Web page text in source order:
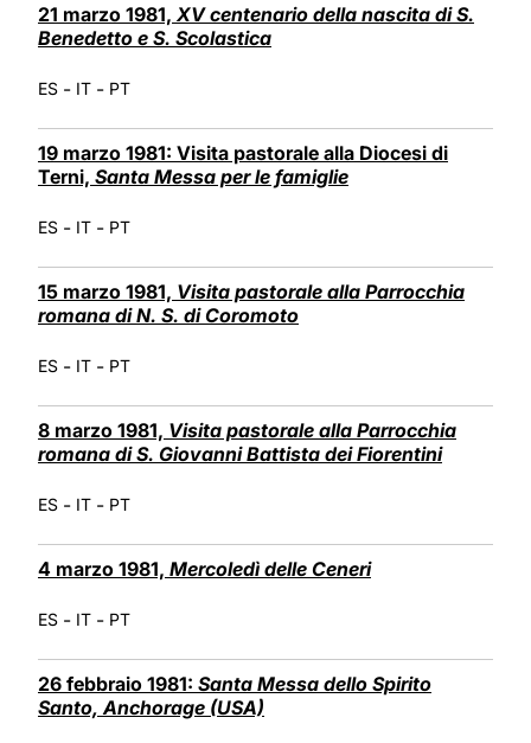
21 marzo 1981, XV centenario della nascita di S.
Benedetto e S. Scolastica
ES - IT - PT
19 marzo 1981: Visita pastorale alla Diocesi di
Terni, Santa Messa per le famiglie
ES - IT - PT
15 marzo 1981, Visita pastorale alla Parrocchia
romana di N. S. di Coromoto
ES - IT - PT
8 marzo 1981, Visita pastorale alla Parrocchia
romana di S. Giovanni Battista dei Fiorentini
ES - IT - PT
4 marzo 1981, Mercoledì delle Ceneri
ES - IT - PT
26 febbraio 1981: Santa Messa dello Spirito
Santo, Anchorage (USA)